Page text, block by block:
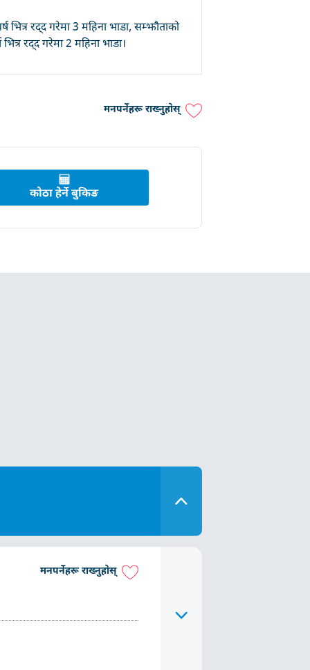
भित्र रद्द गरेमा 3 महिना भाडा, सम्झौताको
भित्र रद्द गरेमा 2 महिना भाडा।
मनपर्नेहरू राख्नुहोस्
कोठा हेर्ने बुकिङ
मनपर्नेहरू राख्नुहोस्